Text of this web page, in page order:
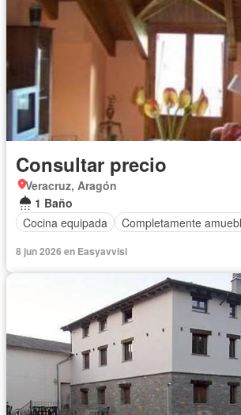
Consultar precio
Veracruz, Aragón
1 Baño
Cocina equipada
Completamente
8 jun 2026 en Easyavvisi